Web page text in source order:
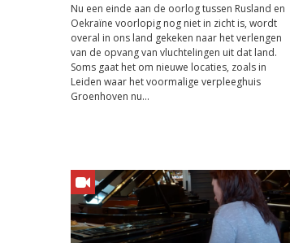
Nu een einde aan de oorlog tussen Rusland en
Oekraïne voorlopig nog niet in zicht is, wordt
overal in ons land gekeken naar het verlengen
van de opvang van vluchtelingen uit dat land.
Soms gaat het om nieuwe locaties, zoals in
Leiden waar het voormalige verpleeghuis
Groenhoven nu...